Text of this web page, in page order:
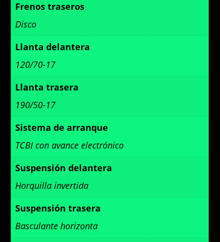
Frenos traseros
Disco
Llanta delantera
120/70-17
Llanta trasera
190/50-17
Sistema de arranque
TCBI con avance electrónico
Suspensión delantera
Horquilla invertida
Suspensión trasera
Basculante horizonta